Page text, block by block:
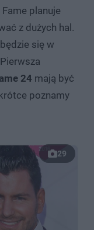
planuje
z dużych hal.
się w
24 mają być
poznamy
29